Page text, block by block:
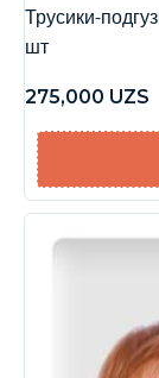
Трусики-
шт
275,000 UZS